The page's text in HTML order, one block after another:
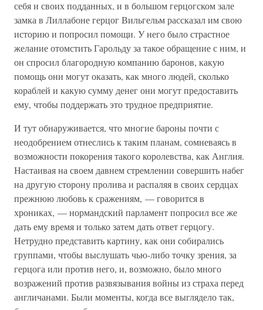
себя и своих подданных, и в большом герцогском зале
замка в Лиллабоне герцог Вильгельм рассказал им свою
историю и попросил помощи. У него было страстное
желание отомстить Гарольду за такое обращение с ним, и
он спросил благородную компанию баронов, какую
помощь они могут оказать, как много людей, сколько
кораблей и какую сумму денег они могут предоставить
ему, чтобы поддержать это трудное предприятие.
И тут обнаруживается, что многие бароны почти с
неодобрением отнеслись к таким планам, сомневаясь в
возможности покорения такого королевства, как Англия.
Настаивая на своем давнем стремлении совершить набег
на другую сторону пролива и распаляя в своих сердцах
прежнюю любовь к сражениям, — говорится в
хрониках, — нормандский парламент попросил все же
дать ему время и только затем дать ответ герцогу.
Нетрудно представить картину, как они собирались
группами, чтобы выслушать чью-либо точку зрения, за
герцога или против него, и, возможно, было много
возражений против развязывания войны из страха перед
англичанами. Были моменты, когда все выглядело так,